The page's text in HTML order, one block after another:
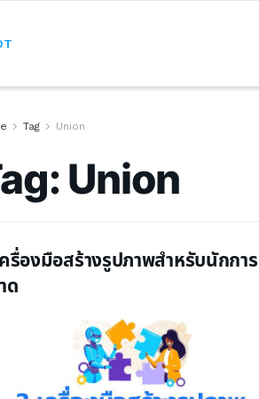
Tag Union
Union
รื่องมือสร้างรูปภาพสำหรับนักการ
ด